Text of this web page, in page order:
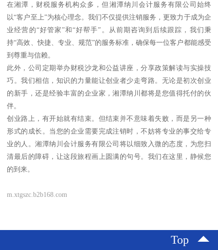
在湘潭，财税服务机构众多，但湘潭纳川会计服务有限公司始终
以“客户至上”为核心理念。我们不仅提供注销服务，更致力于成为企
业经营的“好管家”和“好帮手”。从前期咨询到后续跟踪，我们秉
持“高效、快捷、专业、规范”的服务标准，确保每一位客户都能感受
到尊重与信赖。
此外，公司定期举办财税沙龙和公益讲座，分享政策解读与实操技
巧。我们相信，知识的力量能让创业者少走弯路。无论是初次创业
的新手，还是经验丰富的企业家，湘潭纳川都将是您值得托付的伙
伴。
创业路上，有开始就有结束。但结束并不意味着失败，而是另一种
形式的成长。当您的企业需要完成注销时，不妨将专业的事交给专
业的人。湘潭纳川会计服务有限公司将以细致入微的态度，为您扫
清最后的障碍，让这段旅程画上圆满的句号。我们在这里，静候您
的到来。
m.xtgszc.b2b168.com
Top